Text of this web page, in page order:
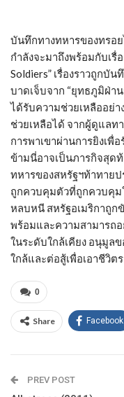
บันทึกทางทหารของทรอย
กำลังจะมาถึงพร้อมกับเรื่
Soldiers” เรื่องราวถูกบั
บาดเจ็บจาก “ยุทธภูมิฝ่า
ได้รับความช่วยเหลืออย่า
ช่วยเหลือได้ จากผู้ดูแล
การพาเขาผ่านการยิงเพื่
ข้ามนี่อาจเป็นภารกิจสุด
ทหารของสหรัฐฯท้าทายป
ถูกควบคุมตัวที่ถูกควบคุม
หลบหนี สหรัฐอเมริกาถูก
พร้อมและความสามารถ
ในระดับใกล้เคียง อนุมูลข
ใกล้และต่อสู้เพื่อเอาชีวิต
0
Share Facebook
PREV POST